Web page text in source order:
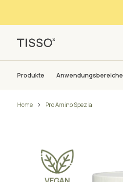
Produkte Anwendungsbereiche
Home Pro Amino Spezial